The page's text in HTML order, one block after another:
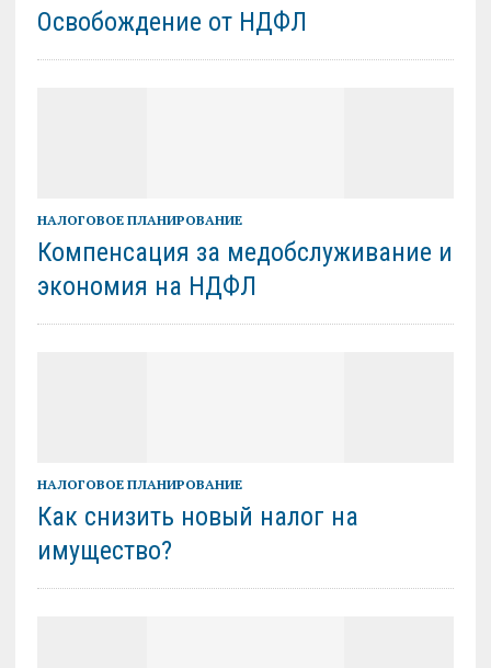
Освобождение от НДФЛ
НАЛОГОВОЕ ПЛАНИРОВАНИЕ
Компенсация за медобслуживание и
экономия на НДФЛ
НАЛОГОВОЕ ПЛАНИРОВАНИЕ
Как снизить новый налог на
имущество?